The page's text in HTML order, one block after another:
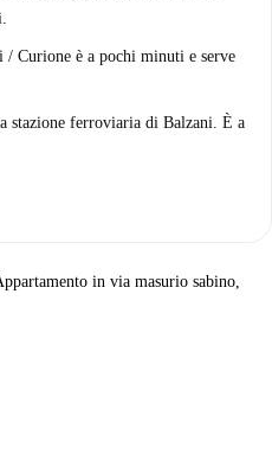
/ Curione è a pochi minuti e serve
stazione ferroviaria di Balzani. È a
in via masurio sabino,